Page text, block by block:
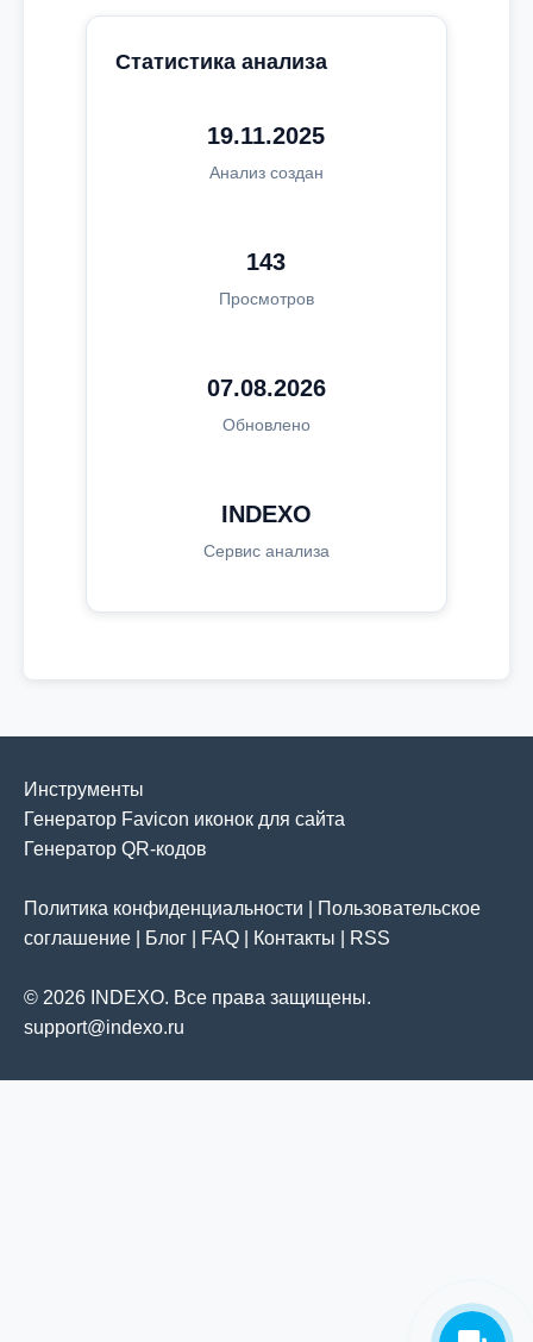
Статистика анализа
19.11.2025
Анализ создан
143
Просмотров
07.08.2026
Обновлено
INDEXO
Сервис анализа
Инструменты
Генератор Favicon иконок для сайта
Генератор QR-кодов
Политика конфиденциальности
Пользовательское
соглашение
Блог FAQ Контакты RSS
© 2026 INDEXO. Все права защищены.
support@indexo.ru